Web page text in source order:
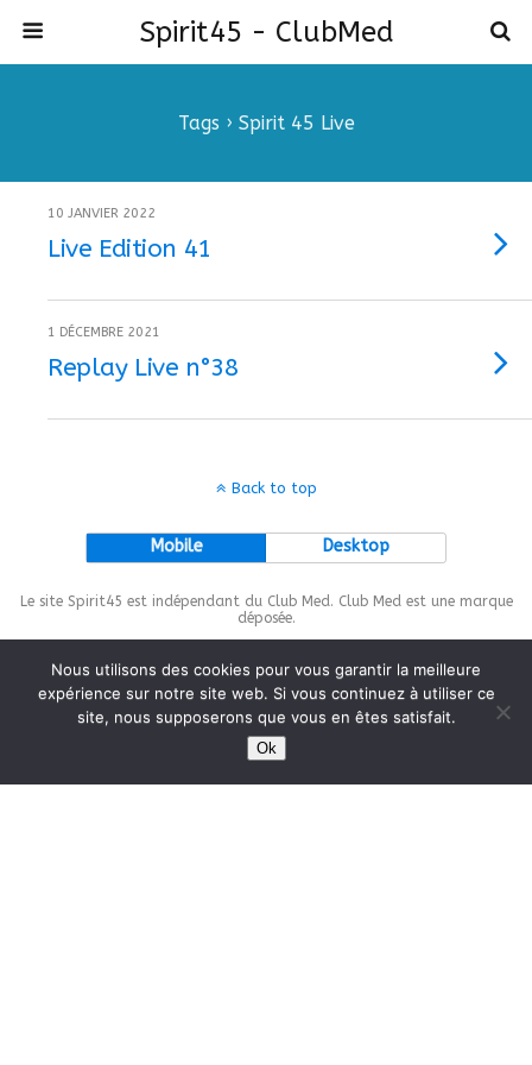
Spirit45 - ClubMed
Tags › Spirit 45 Live
10 JANVIER 2022
Live Edition 41
1 DÉCEMBRE 2021
Replay Live n°38
Back to top
Mobile Desktop
Le site Spirit45 est indépendant du Club Med. Club Med est une marque
déposée.
This site is protected bywp-copyrightpro.com
Nous utilisons des cookies pour vous garantir la meilleure
expérience sur notre site web. Si vous continuez à utiliser ce
site, nous supposerons que vous en êtes satisfait.
Ok